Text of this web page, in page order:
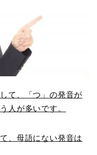
て、「つ」の発音が
人が多いです。
、母語にない発音は